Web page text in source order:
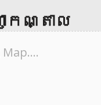
កណ្តាល